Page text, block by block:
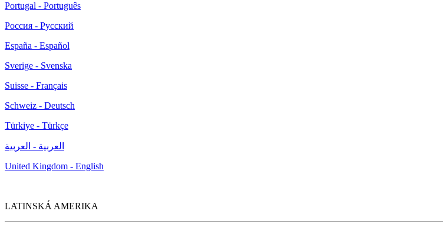
Portugal - Português
Россия - Русский
España - Español
Sverige - Svenska
Suisse - Français
Schweiz - Deutsch
Türkiye - Türkçe
العربية - العربية
United Kingdom - English
LATINSKÁ AMERIKA